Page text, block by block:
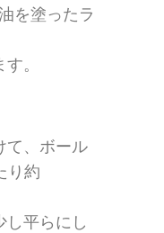
を塗ったラ
。
て、ボール
り約
し平らにし